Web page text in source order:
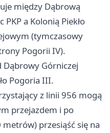
między Dąbrową
a Kolonią Piekło
(tymczasowy
Pogorii IV).
Dąbrowy Górniczej
Pogoria III.
z linii 956 mogą
przejazdem i po
przesiąść się na